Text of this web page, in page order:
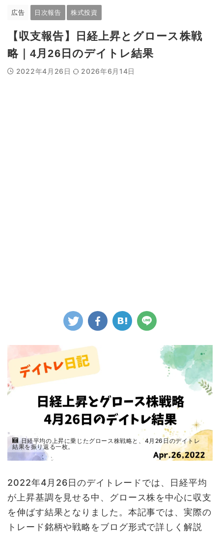
広告 日次報告 株式投資
【収支報告】日経上昇とグロース株戦
略｜4月26日のデイトレ結果
2022年4月26日 2026年6月14日
日経平均の上昇に乗じたグロース株戦略と、4月26日のデイトレ
結果を振り返る一枚。
2022年4月26日のデイトレードでは、日経平均
が上昇基調を見せる中、グロース株を中心に収支
を伸ばす結果となりました。本記事では、実際の
トレード銘柄や戦略をブログ形式で詳しく解説